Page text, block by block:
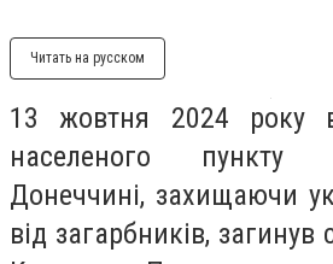
Читать на русском
13 жовтня 2024 року
населеного
Донеччині, захищаючи
від загарбників,